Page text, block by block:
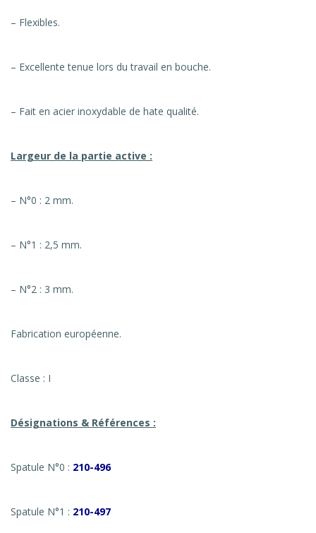
– Flexibles.
– Excellente tenue lors du travail en bouche.
– Fait en acier inoxydable de hate qualité.
Largeur de la partie active :
– N°0 : 2 mm.
– N°1 : 2,5 mm.
– N°2 : 3 mm.
Fabrication européenne.
Classe : I
Désignations & Références :
Spatule N°0 : 210-496
Spatule N°1 : 210-497